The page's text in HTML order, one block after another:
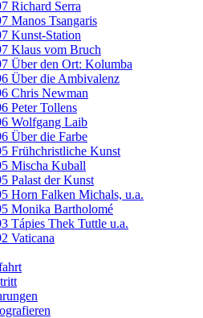
Richard Serra
Manos Tsangaris
Kunst-Station
Klaus vom Bruch
Über den Ort: Kolumba
Über die Ambivalenz
Chris Newman
Peter Tollens
Wolfgang Laib
Über die Farbe
Frühchristliche Kunst
Mischa Kuball
Palast der Kunst
Horn Falken Michals, u.a.
Monika Bartholomé
Tápies Thek Tuttle u.a.
Vaticana